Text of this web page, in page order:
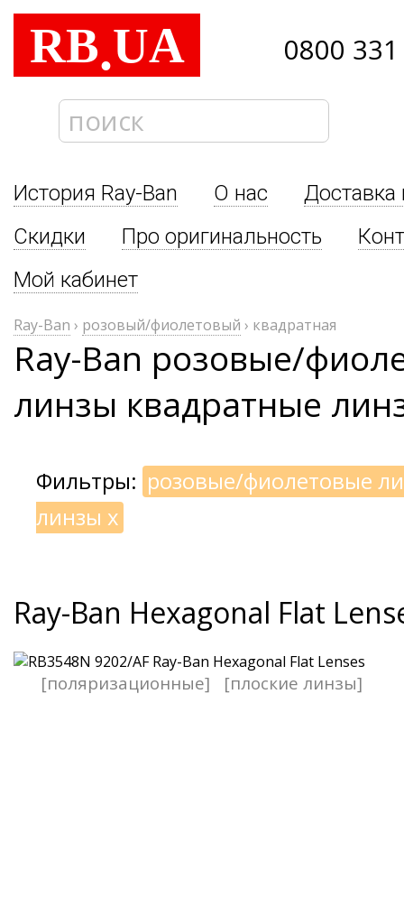
RB.UA 0800
История Ray-Ban О нас
Доставка
Скидки
Про оригинальность
Мой кабинет
Ray-Ban › розовый/фиолетовый › квадратная
Ray-Ban розовые/
линзы квадратные
Фильтры: розовые/фиолетовые
линзы x
Ray-Ban Hexagonal Flat
[поляризационные] [плоские линзы]